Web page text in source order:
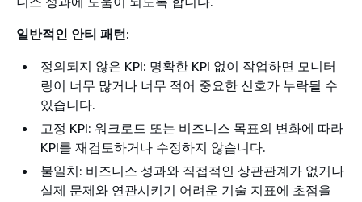
일반적인 안티 패턴:
정의되지 않은 KPI: 명확한 KPI 없이 작업하면 모니터
링이 너무 많거나 너무 적어 중요한 신호가 누락될 수
있습니다.
고정 KPI: 워크로드 또는 비즈니스 목표의 변화에 따라
KPI를 재검토하거나 수정하지 않습니다.
불일치: 비즈니스 성과와 직접적인 상관관계가 없거나
실제 문제와 연관시키기 어려운 기술 지표에 초점을